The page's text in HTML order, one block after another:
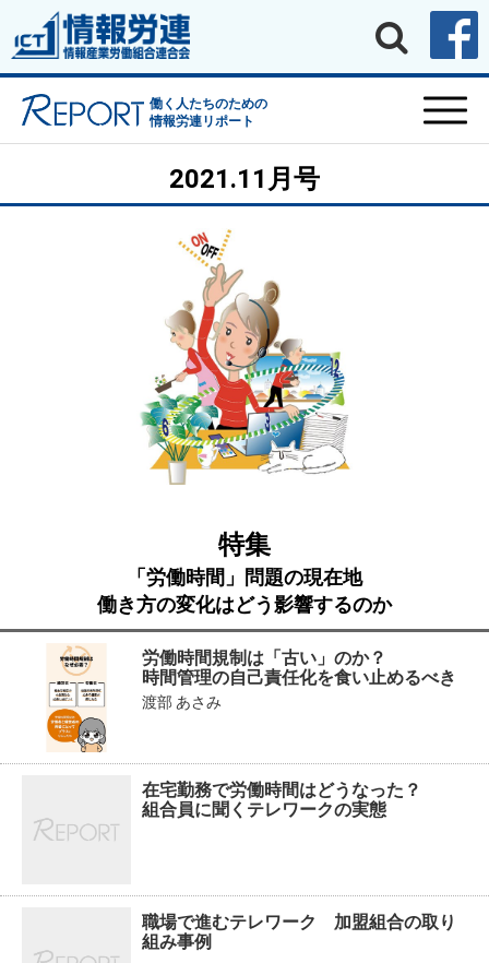
働く人たちのための
情報労連リポート
2021.11月号
特集
「労働時間」問題の現在地
働き方の変化はどう影響するのか
労働時間規制は「古い」のか？
時間管理の自己責任化を食い止めるべき
渡部 あさみ
在宅勤務で労働時間はどうなった？
組合員に聞くテレワークの実態
職場で進むテレワーク 加盟組合の取り
組み事例